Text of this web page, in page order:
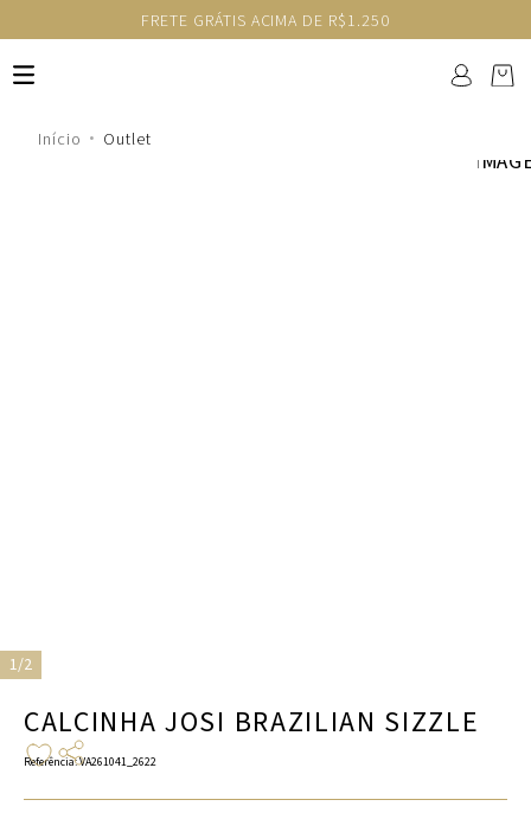
FRETE GRÁTIS ACIMA DE R$1.250
Outlet
1/2
CALCINHA JOSI BRAZILIAN SIZZLE
Referência:VA261041_2622